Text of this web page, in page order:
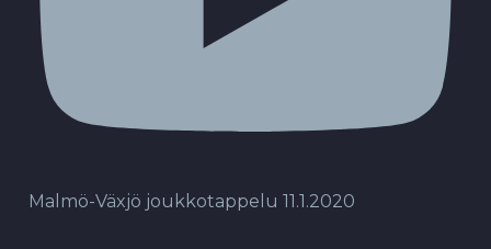
Malmö-Växjö joukkotappelu 11.1.2020